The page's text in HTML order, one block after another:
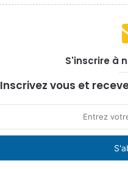
S'inscrire à
Inscrivez vous et